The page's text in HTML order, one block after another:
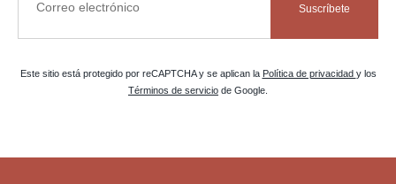
Suscríbete
Este sitio está protegido por reCAPTCHA y se aplican la Política de privacidad y los
Términos de servicio de Google.